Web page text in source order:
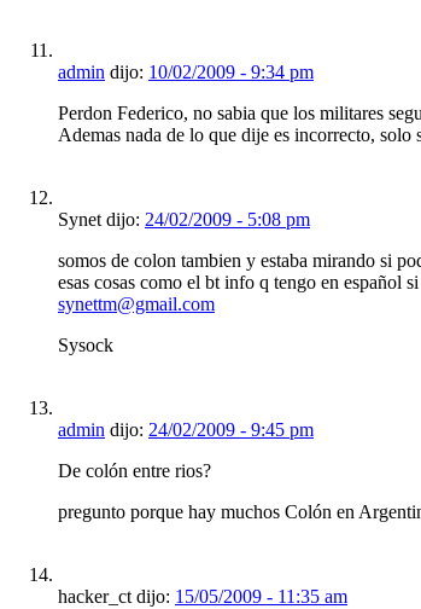
admin dijo: 10/02/2009 - 9:34 pm
Perdon Federico, no sabia que los militares
Ademas nada de lo que dije es incorrecto,
Synet dijo: 24/02/2009 - 5:08 pm
somos de colon tambien y estaba mirando si
esas cosas como el bt info q tengo en español
synettm@gmail.com
Sysock
admin dijo: 24/02/2009 - 9:45 pm
De colón entre rios?
pregunto porque hay muchos Colón en
hacker_ct dijo: 15/05/2009 - 11:35 am